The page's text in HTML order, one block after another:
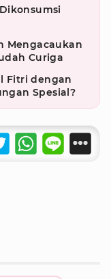
Mengacaukan
Curiga
Fitri dengan
Spesial?